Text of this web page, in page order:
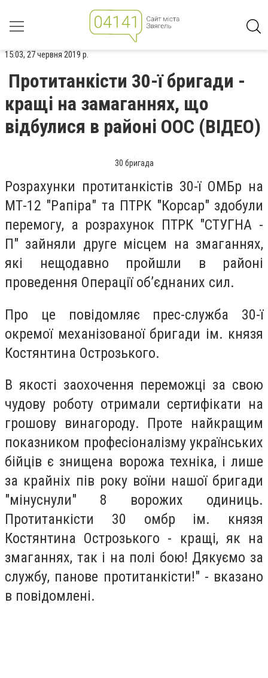
15:03, 27 червня 2019 р.
Протитанкісти 30-ї бригади -
кращі на замаганнях, що
відбулися в районі ООС (ВІДЕО)
30 бригада
Розрахунки протитанкістів 30-ї ОМБр на
МТ-12 "Рапіра" та ПТРК "Корсар" здобули
перемогу, а розрахунок ПТРК "СТУГНА -
П" зайняли друге місцем на змаганнях,
які нещодавно пройшли в районі
проведення Операції об’єднаних сил.
Про це повідомляє прес-служба 30-ї
окремої механізованої бригади ім. князя
Костянтина Острозького.
В якості заохочення переможці за свою
чудову роботу отримали сертифікати на
грошову винагороду. Проте найкращим
показником професіоналізму українських
бійців є знищена ворожа техніка, і лише
за крайніх пів року воїни нашої бригади
"мінуснули" 8 ворожих одиниць.
Протитанкісти 30 омбр ім. князя
Костянтина Острозького - кращі, як на
змаганнях, так і на полі бою! Дякуємо за
службу, панове протитанкісти!" - вказано
в повідомлені.